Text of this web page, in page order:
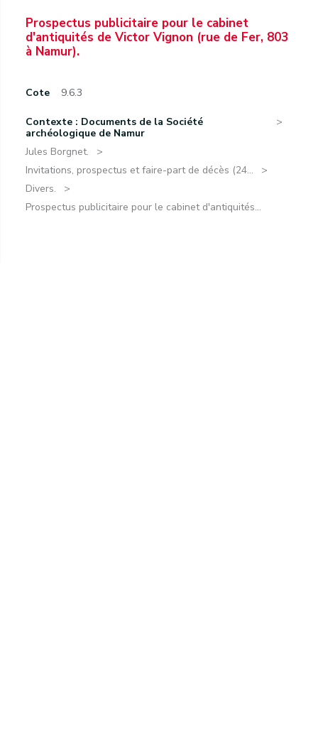
Prospectus publicitaire pour le cabinet
d'antiquités de Victor Vignon (rue de Fer, 803
à Namur).
Cote 9.6.3
Contexte : Documents de la Société
archéologique de Namur
Jules Borgnet.
Invitations, prospectus et faire-part de décès (24...
Divers.
Prospectus publicitaire pour le cabinet d'antiquités...